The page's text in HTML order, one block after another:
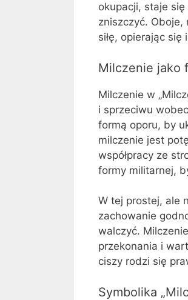
okupacji, staje
zniszczyć. Oboje,
siłę, opierając
Milczenie jako
Milczenie w
i sprzeciwu
formą oporu, by
milczenie jest
współpracy ze
formy militarnej,
W tej prostej, ale
zachowanie
walczyć.
przekonania i
ciszy rodzi się
Symbolika